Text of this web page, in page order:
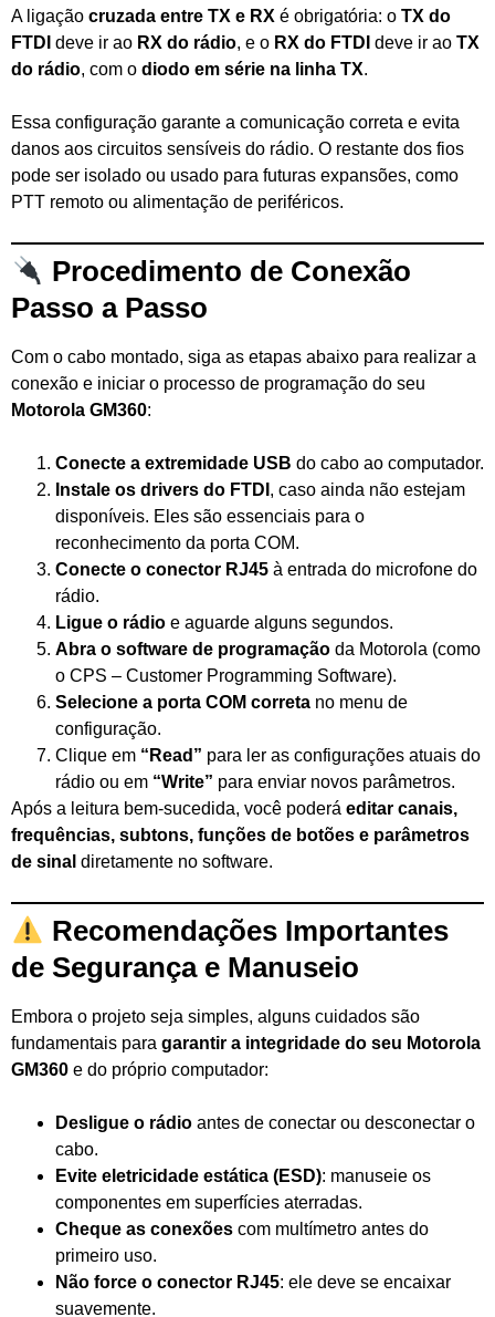
A ligação cruzada entre TX e RX é obrigatória: o TX do
FTDI deve ir ao RX do rádio, e o RX do FTDI deve ir ao TX
do rádio, com o diodo em série na linha TX.
Essa configuração garante a comunicação correta e evita
danos aos circuitos sensíveis do rádio. O restante dos fios
pode ser isolado ou usado para futuras expansões, como
PTT remoto ou alimentação de periféricos.
Procedimento de Conexão
Passo a Passo
Com o cabo montado, siga as etapas abaixo para realizar a
conexão e iniciar o processo de programação do seu
Motorola GM360:
Conecte a extremidade USB do cabo ao computador.
Instale os drivers do FTDI , caso ainda não estejam
disponíveis. Eles são essenciais para o
reconhecimento da porta COM.
Conecte o conector RJ45 à entrada do microfone do
rádio.
Ligue o rádio e aguarde alguns segundos.
Abra o software de programação da Motorola (como
o CPS – Customer Programming Software).
Selecione a porta COM correta no menu de
configuração.
Clique em “Read” para ler as configurações atuais do
rádio ou em “Write” para enviar novos parâmetros.
Após a leitura bem-sucedida, você poderá editar canais,
frequências, subtons, funções de botões e parâmetros
de sinal diretamente no software.
Recomendações Importantes
de Segurança e Manuseio
Embora o projeto seja simples, alguns cuidados são
fundamentais para garantir a integridade do seu Motorola
GM360 e do próprio computador:
Desligue o rádio antes de conectar ou desconectar o
cabo.
Evite eletricidade estática (ESD): manuseie os
componentes em superfícies aterradas.
Cheque as conexões com multímetro antes do
primeiro uso.
Não force o conector RJ45: ele deve se encaixar
suavemente.